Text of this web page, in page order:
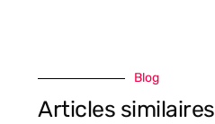
Blog
Articles similaires